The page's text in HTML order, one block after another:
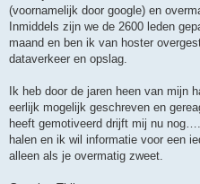
(voornamelijk door google) en
Inmiddels zijn we de 2600 leden
maand en ben ik van hoster
dataverkeer en opslag.
Ik heb door de jaren heen van mijn
eerlijk mogelijk geschreven en
heeft gemotiveerd drijft mij nu
halen en ik wil informatie voor een
alleen als je overmatig zweet.